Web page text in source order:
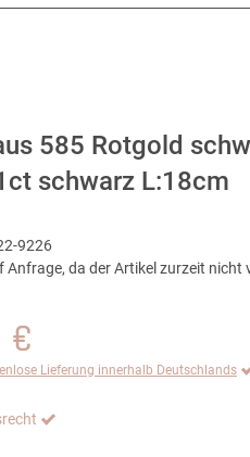
585 Rotgold
schwarz L:18cm
9226
Anfrage, da der Artikel zurzeit nicht
€
Lieferung innerhalb Deutschlands